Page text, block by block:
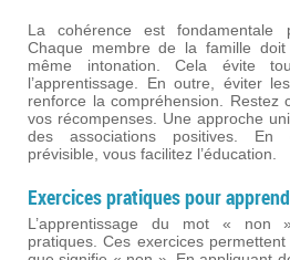
La cohérence est fondamentale
Chaque membre de la famille
même intonation. Cela évite
l’apprentissage. En outre, éviter
renforce la compréhension. Restez
vos récompenses. Une approche
des associations positives. En
prévisible, vous facilitez l’éducation.
Exercices pratiques pour
L’apprentissage du mot « non
pratiques. Ces exercices